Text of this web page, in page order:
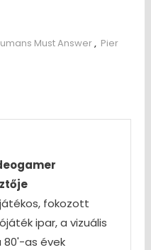
Must Answer, Pier
fokozott
ipar, a vizuális
80'-as évek